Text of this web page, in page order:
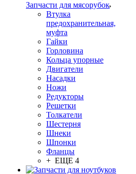
Запчасти для мясорубок
Втулка
предохранительная,
муфта
Гайки
Горловина
Кольца упорные
Двигатели
Насадки
Ножи
Редукторы
Решетки
Толкатели
Шестерня
Шнеки
Шпонки
Фланцы
+ ЕЩЕ 4